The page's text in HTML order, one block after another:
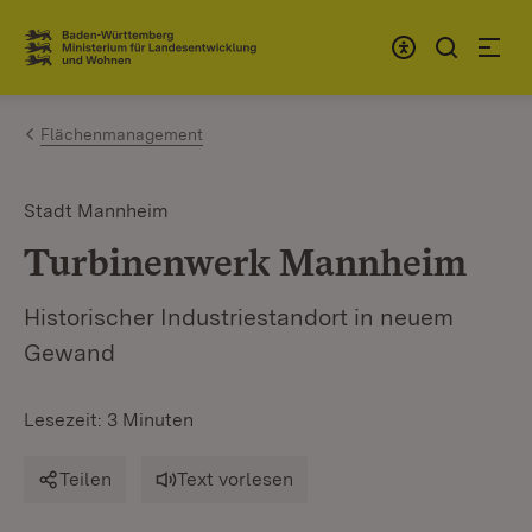
Zum Inhalt springen
Link zur Startseite
Flächenmanagement
Stadt Mannheim
Turbinenwerk Mannheim
Historischer Industriestandort in neuem
Gewand
Lesezeit: 3 Minuten
Teilen Text vorlesen